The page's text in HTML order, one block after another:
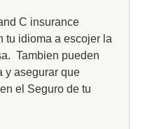
C insurance
tu idioma a escojer la
Tambien pueden
y asegurar que
el Seguro de tu